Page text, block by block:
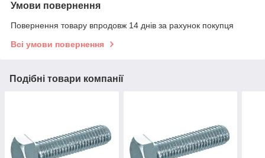
Умови повернення
Повернення товару впродовж 14 днів за рахунок покупця
Всі умови повернення
Подібні товари компанії